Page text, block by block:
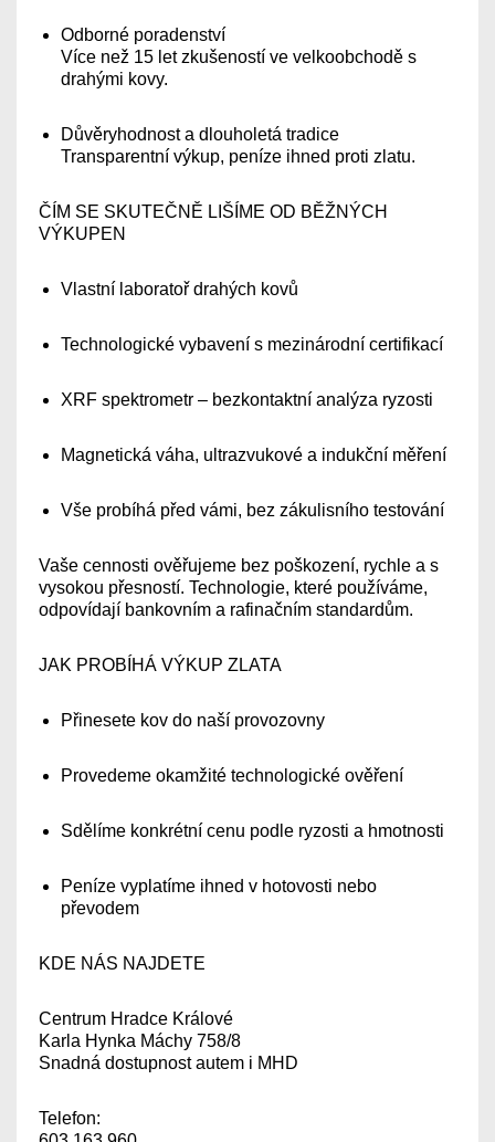
Odborné poradenství
Více než 15 let zkušeností ve velkoobchodě s
drahými kovy.
Důvěryhodnost a dlouholetá tradice
Transparentní výkup, peníze ihned proti zlatu.
ČÍM SE SKUTEČNĚ LIŠÍME OD BĚŽNÝCH
VÝKUPEN
Vlastní laboratoř drahých kovů
Technologické vybavení s mezinárodní certifikací
XRF spektrometr – bezkontaktní analýza ryzosti
Magnetická váha, ultrazvukové a indukční měření
Vše probíhá před vámi, bez zákulisního testování
Vaše cennosti ověřujeme bez poškození, rychle a s
vysokou přesností. Technologie, které používáme,
odpovídají bankovním a rafinačním standardům.
JAK PROBÍHÁ VÝKUP ZLATA
Přinesete kov do naší provozovny
Provedeme okamžité technologické ověření
Sdělíme konkrétní cenu podle ryzosti a hmotnosti
Peníze vyplatíme ihned v hotovosti nebo
převodem
KDE NÁS NAJDETE
Centrum Hradce Králové
Karla Hynka Máchy 758/8
Snadná dostupnost autem i MHD
Telefon: